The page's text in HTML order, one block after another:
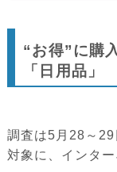
“お得”に購
「日用品」
調査は5月28～
対象に、インタ